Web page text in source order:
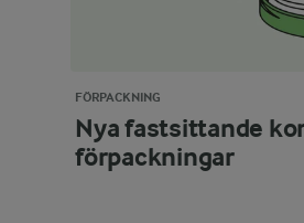
FÖRPACKNING
Nya fastsittande
förpackningar